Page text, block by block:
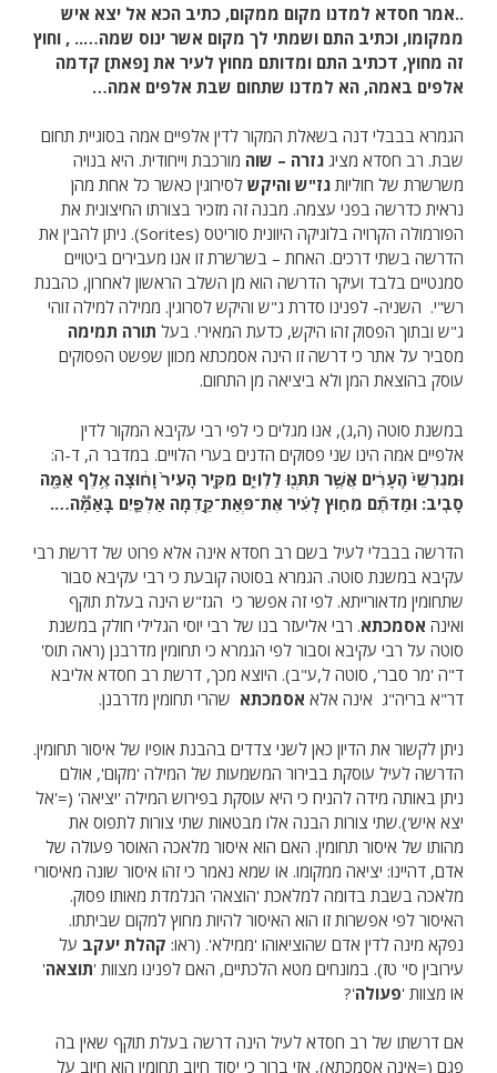
..אמר חסדא למדנו מקום ממקום, כתיב הכא אל יצא איש
ממקומו, וכתיב התם ושמתי לך מקום אשר ינוס שמה….. , וחוץ
זה מחוץ, דכתיב התם ומדותם מחוץ לעיר את [פאת] קדמה
אלפים באמה, הא למדנו שתחום שבת אלפים אמה…
הגמרא בבבלי דנה בשאלת המקור לדין אלפיים אמה בסוגיית תחום
שבת. רב חסדא מציג גזרה – שוה מורכבת וייחודית. היא בנויה
משרשרת של חוליות גז"ש והיקש לסירוגין כאשר כל אחת מהן
נראית כדרשה בפני עצמה. מבנה זה מזכיר בצורתו החיצונית את
הפורמולה הקרויה בלוגיקה היוונית סוריטס (Sorites). ניתן להבין את
הדרשה בשתי דרכים. האחת – בשרשרת זו אנו מעבירים ביטויים
סמנטיים בלבד ועיקר הדרשה הוא מן השלב הראשון לאחרון, כהבנת
רש"י. השניה- לפנינו סדרת ג"ש והיקש לסרוגין. ממילה למילה זוהי
ג"ש ובתוך הפסוק זהו היקש, כדעת המאירי. בעל תורה תמימה
מסביר על אתר כי דרשה זו הינה אסמכתא מכוון שפשט הפסוקים
עוסק בהוצאת המן ולא ביציאה מן התחום.
במשנת סוטה (ה,ג), אנו מגלים כי לפי רבי עקיבא המקור לדין
אלפיים אמה הינו שני פסוקים הדנים בערי הלויים. במדבר ה, ד-ה:
וּמִגְרְשֵׁי֙ הֶֽעָרִ֔ים אֲשֶׁ֥ר תִּתְּנ֖וּ לַלְוִיִּ֑ם מִקִּ֤יר הָעִיר֙ וָח֔וּצָה אֶ֥לֶף אַמָּ֖ה
סָבִֽיב: וּמַדֹּתֶ֞ם מִח֣וּץ לָעִ֗יר אֶת־פְּאַת־קֵ֣דְמָה אַלְפַּ֪יִם בָּֽאַמָּ֟ה…
.
הדרשה בבבלי לעיל בשם רב חסדא אינה אלא פרוט של דרשת רבי
עקיבא במשנת סוטה. הגמרא בסוטה קובעת כי רבי עקיבא סבור
שתחומין מדאורייתא. לפי זה אפשר כי הגז"ש הינה בעלת תוקף
ואינה אסמכתא. רבי אליעזר בנו של רבי יוסי הגלילי חולק במשנת
סוטה על רבי עקיבא וסבור לפי הגמרא כי תחומין מדרבנן (ראה תוס'
ד"ה 'מר סבר', סוטה ל,ע"ב). היוצא מכך, דרשת רב חסדא אליבא
דר"א בריה"ג אינה אלא אסמכתא שהרי תחומין מדרבנן.
ניתן לקשור את הדיון כאן לשני צדדים בהבנת אופיו של איסור תחומין.
הדרשה לעיל עוסקת בבירור המשמעות של המילה 'מקום', אולם
ניתן באותה מידה להניח כי היא עוסקת בפירוש המילה 'יציאה' (='אל
יצא איש').שתי צורות הבנה אלו מבטאות שתי צורות לתפוס את
מהותו של איסור תחומין. האם הוא איסור מלאכה האוסר פעולה של
אדם, דהיינו: יציאה ממקומו. או שמא נאמר כי זהו איסור שונה מאיסורי
מלאכה בשבת בדומה למלאכת 'הוצאה' הנלמדת מאותו פסוק.
האיסור לפי אפשרות זו הוא האיסור להיות מחוץ למקום שביתתו.
נפקא מינה לדין אדם שהוציאוהו 'ממילא'. (ראו: קהלת יעקב על
עירובין סי' טז). במונחים מטא הלכתיים, האם לפנינו מצוות 'תוצאה'
או מצוות 'פעולה'?
אם דרשתו של רב חסדא לעיל הינה דרשה בעלת תוקף שאין בה
פגם (=אינה אסמכתא), אזי ברור כי יסוד חיוב תחומין הוא חיוב על